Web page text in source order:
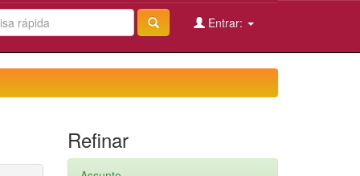
Entrar:
Refinar